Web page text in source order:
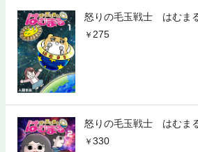
怒りの毛玉戦士 はむま
275
怒りの毛玉戦士 はむま
330